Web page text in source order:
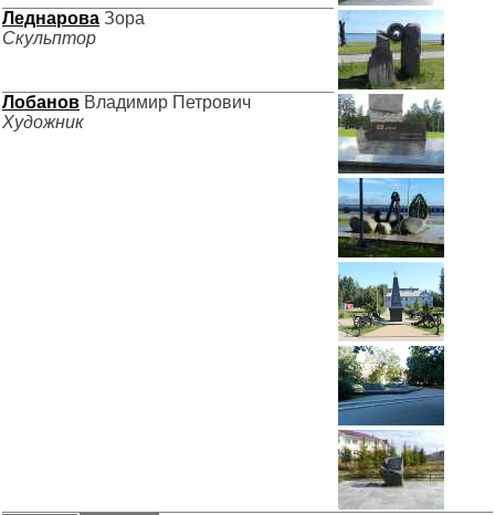
Леднарова Зора
Скульптор
Лобанов Владимир Петрович
Художник